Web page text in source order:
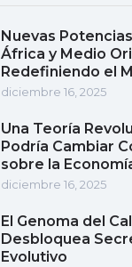
Nuevas
África y Medio
Redefiniendo el
diciembre 16, 2025
Una Teoría
Podría Cambiar
sobre la
diciembre 16, 2025
El Genoma del
Desbloquea
Evolutivo